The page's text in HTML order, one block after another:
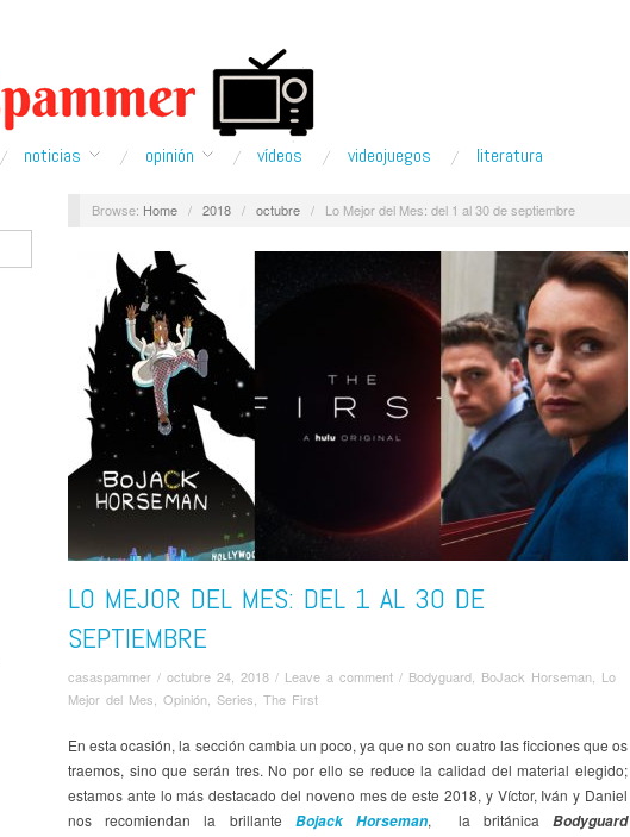
noticias opinión ví­deos videojuegos literatura
Browse: Home / 2018 / octubre / Lo Mejor del Mes: del 1 al 30 de septiembre
LO MEJOR DEL MES: DEL 1 AL 30 DE
SEPTIEMBRE
casaspammer / octubre 24, 2018 / Leave a comment / Bodyguard BoJack Horseman
Lo
Mejor del Mes Opinión Series The First
En esta ocasión, la sección cambia un poco, ya que no son cuatro las ficciones que os
traemos, sino que serán tres. No por ello se reduce la calidad del material elegido;
estamos ante lo más destacado del noveno mes de este 2018, y Víctor, Iván y Daniel
nos recomiendan la brillante Bojack Horseman, la británicaBodyguard